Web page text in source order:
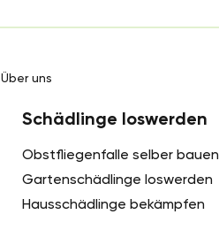
Über uns
Schädlinge loswerden
Obstfliegenfalle selber bauen
Gartenschädlinge loswerden
Hausschädlinge bekämpfen